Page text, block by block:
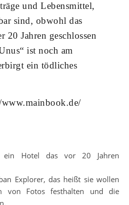
und Lebensmittel,
sind, obwohl das
20 Jahren geschlossen
ist noch am
ein tödliches
ein Hotel das vor 20 Jahren
Explorer, das heißt sie wollen
von Fotos festhalten und die